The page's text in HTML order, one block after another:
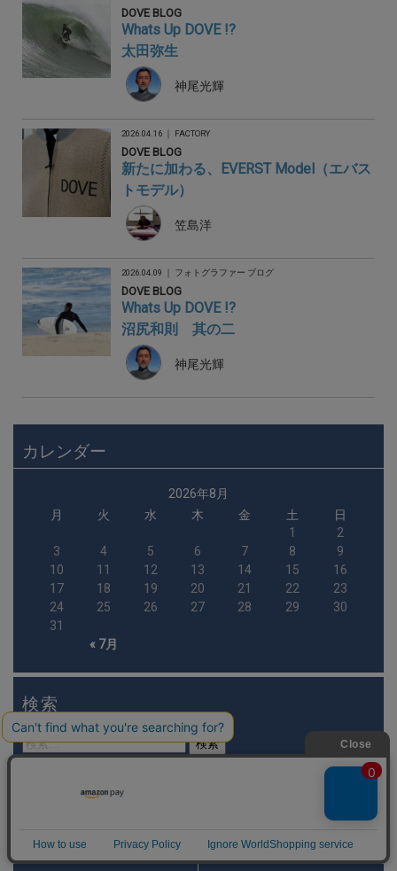
DOVE BLOG
Whats Up DOVE !?
太田弥生
神尾光輝
2026.04.16 ｜ FACTORY
DOVE BLOG
新たに加わる、EVERST Model（エバス
トモデル）
笠島洋
2026.04.09 ｜ フォトグラファー ブログ
DOVE BLOG
Whats Up DOVE !?
沼尻和則 其の二
神尾光輝
カレンダー
2026年8月
月
火 水 木 金 土 日
« 7月
1
2
3
4 5 6 7 8
9
10
11 12 13 14 15
16
17
18 19 20 21 22
23
24
25 26 27 28 29
30
31
検索
検
索:
DEALER DOVEライダー ブログ